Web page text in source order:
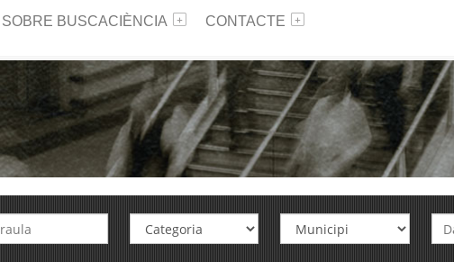
SOBRE BUSCACIÈNCIA CONTACTE